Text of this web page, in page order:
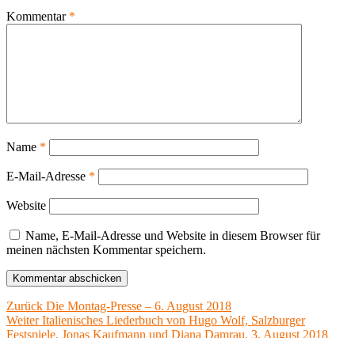
Kommentar *
Name *
E-Mail-Adresse *
Website
Name, E-Mail-Adresse und Website in diesem Browser für
meinen nächsten Kommentar speichern.
Beitragsnavigation
Zurück Vorheriger
Beitrag:
Die Montag-Presse – 6. August 2018
Weiter Nächster
Beitrag:
Italienisches Liederbuch von Hugo Wolf, Salzburger
Festspiele, Jonas Kaufmann und Diana Damrau, 3. August 2018